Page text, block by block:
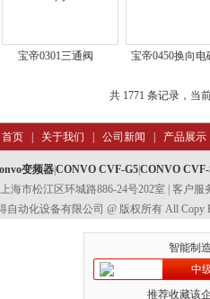
宝帝0301三通阀
宝帝0450换向电
共 1771 条记录，当
首页 关于我们 公司新闻 产品展示
变频器CONVO CVF-G5CONVO CVF-
海市松江区环城路886-24号202室 | 客户服
自动化设备有限公司 @ 版权所有 All Copy
智能制
中
推荐收藏该